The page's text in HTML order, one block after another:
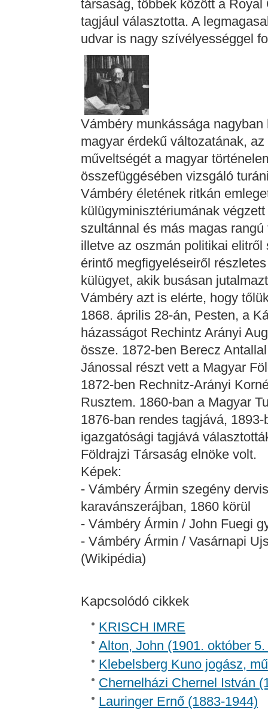
társaság, többek között a
tagjául választotta. A
udvar is nagy szívélyességgel
Vámbéry munkássága
magyar érdekű változatának,
műveltségét a magyar
összefüggésében vizsgáló
Vámbéry életének ritkán
külügyminisztériumának
szultánnal és más magas
illetve az oszmán politikai
érintő megfigyeléseiről
külügyet, akik busásan
Vámbéry azt is elérte, hogy
1868. április 28-án, Pesten, a
házasságot Rechintz Arányi
össze. 1872-ben Berecz
Jánossal részt vett a Magyar
1872-ben Rechnitz-Arányi
Rusztem. 1860-ban a Magyar
1876-ban rendes tagjává,
igazgatósági tagjává
Földrajzi Társaság elnöke volt.
Képek:
- Vámbéry Ármin szegény
karavánszerájban, 1860 körül
- Vámbéry Ármin / John Fuegi
- Vámbéry Ármin / Vasárnapi
(Wikipédia)
Kapcsolódó cikkek
KRISCH IMRE
Alton, John (1901. október
Klebelsberg Kuno jogász,
Chernelházi Chernel István
Lauringer Ernő (1883-1944)